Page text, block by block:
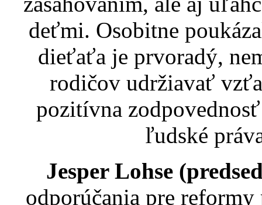
deťmi. Osobitne
dieťaťa je prvoradý,
rodičov udržiavať
pozitívna
ľudské
Jesper Lohse
odporúčania pre